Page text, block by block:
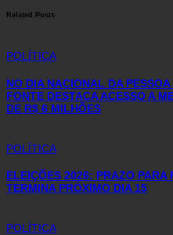
Related Posts
POLÍTICA
NO DIA NACIONAL DA
FONTE DESTACA ACESSO A
DE R$ 6 MILHÕES
POLÍTICA
ELEIÇÕES 2026: PRAZO PARA
TERMINA PRÓXIMO DIA 15
POLÍTICA